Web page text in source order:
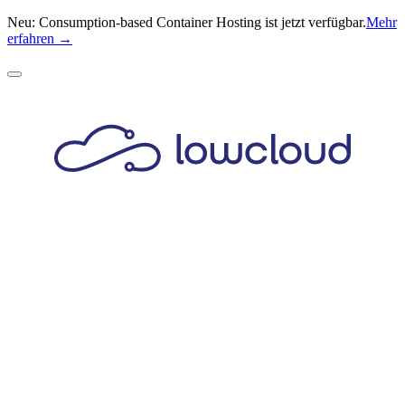
Neu: Consumption-based Container Hosting ist jetzt verfügbar.Mehr
erfahren →